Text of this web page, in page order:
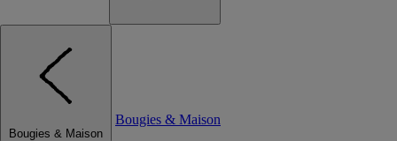
Bougies & Maison
Bougies & Maison